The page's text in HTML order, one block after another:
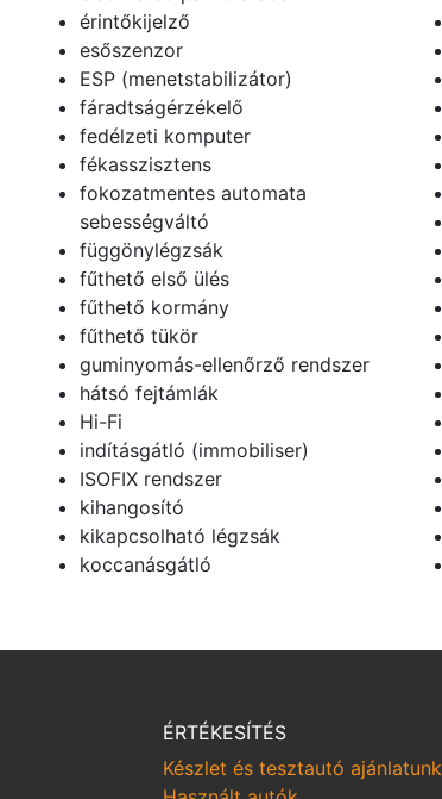
érintőkijelző
esőszenzor
ESP (menetstabilizátor)
fáradtságérzékelő
fedélzeti komputer
fékasszisztens
fokozatmentes automata
sebességváltó
függönylégzsák
fűthető első ülés
fűthető kormány
fűthető tükör
guminyomás-ellenőrző rendszer
hátsó fejtámlák
Hi-Fi
indításgátló (immobiliser)
ISOFIX rendszer
kihangosító
kikapcsolható légzsák
koccanásgátló
ÉRTÉKESÍTÉS
Készlet és tesztautó ajánlatunk